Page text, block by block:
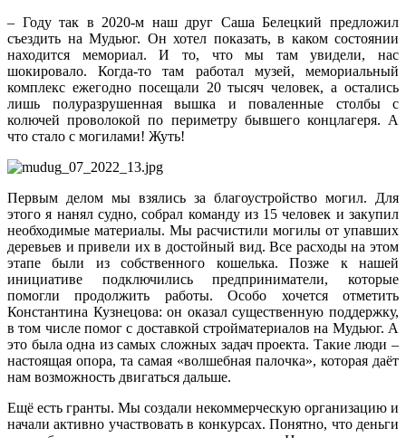
– Году так в 2020‑м наш друг Саша Белецкий предложил
съездить на Мудьюг. Он хотел показать, в каком состоянии
находится мемориал. И то, что мы там увидели, нас
шокировало. Когда‑то там работал музей, мемориальный
комплекс ежегодно посещали 20 тысяч человек, а остались
лишь полуразрушенная вышка и поваленные столбы с
колючей проволокой по периметру бывшего концлагеря. А
что стало с могилами! Жуть!
Первым делом мы взялись за благоустройство могил. Для
этого я нанял судно, собрал команду из 15 человек и закупил
необходимые материалы. Мы расчистили могилы от упавших
деревьев и привели их в достойный вид. Все расходы на этом
этапе были из собственного кошелька. Позже к нашей
инициативе подключились предприниматели, которые
помогли продолжить работы. Особо хочется отметить
Константина Кузнецова: он оказал существенную поддержку,
в том числе помог с доставкой стройматериалов на Мудьюг. А
это была одна из самых сложных задач проекта. Такие люди –
настоящая опора, та самая «волшебная палочка», которая даёт
нам возможность двигаться дальше.
Ещё есть гранты. Мы создали некоммерческую организацию и
начали активно участвовать в конкурсах. Понятно, что деньги